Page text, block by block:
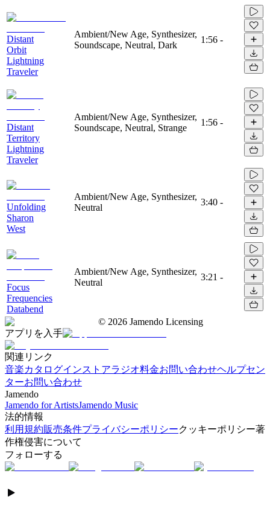
Distant
Orbit
Lightning
Traveler
Ambient/New Age, Synthesizer,
Soundscape, Neutral, Dark
1:56 -
Distant
Territory
Lightning
Traveler
Ambient/New Age, Synthesizer,
Soundscape, Neutral, Strange
1:56 -
Unfolding
Sharon
West
Ambient/New Age, Synthesizer,
Neutral
3:40 -
Focus
Frequencies
Databend
Ambient/New Age, Synthesizer,
Neutral
3:21 -
© 2026 Jamendo Licensing
アプリを入手
関連リンク
音楽カタログインストアラジオ料金お問い合わせヘルプセン
ターお問い合わせ
Jamendo
Jamendo for ArtistsJamendo Music
法的情報
利用規約販売条件プライバシーポリシークッキーポリシー著
作権侵害について
フォローする